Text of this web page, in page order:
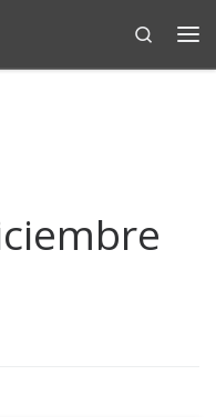
Search